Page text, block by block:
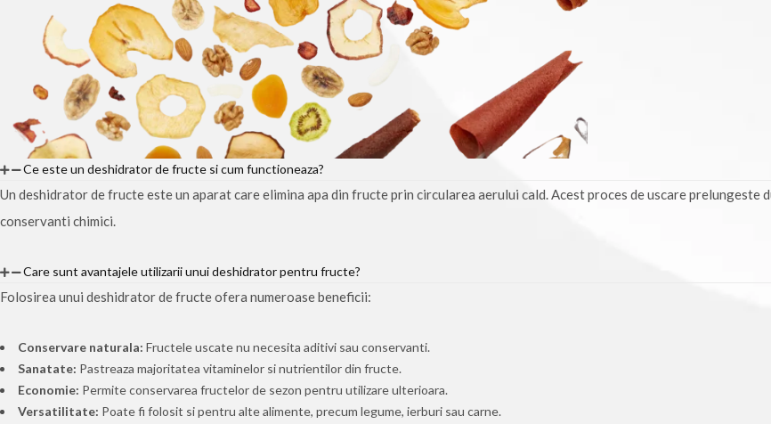
Ce este un deshidrator de fructe si cum functioneaza?
Un deshidrator de fructe este un aparat care elimina apa din fructe prin circularea aerului cald. Acest proces de uscare
conservanti chimici.
Care sunt avantajele utilizarii unui deshidrator pentru fructe?
Folosirea unui deshidrator de fructe ofera numeroase beneficii:
Conservare naturala: Fructele uscate nu necesita aditivi sau conservanti.
Sanatate: Pastreaza majoritatea vitaminelor si nutrientilor din fructe.
Economie: Permite conservarea fructelor de sezon pentru utilizare ulterioara.
Versatilitate: Poate fi folosit si pentru alte alimente, precum legume, ierburi sau carne.